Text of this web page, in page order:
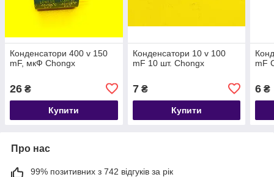
Конденсатори 400 v 150
mF, мкФ Chongx
26 ₴
Купити
Конденсатори 10 v 100
mF 10 шт. Chongx
7₴
Купити
mF
6 ₴
Про нас
99% позитивних з 742 відгуків за рік